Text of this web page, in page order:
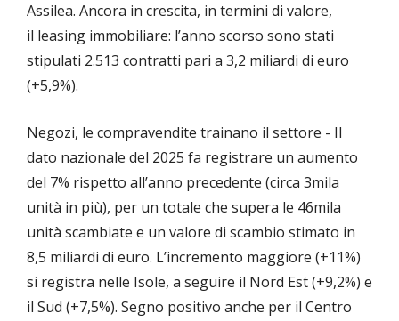
Assilea. Ancora in crescita, in termini di valore,
il leasing immobiliare: l’anno scorso sono stati
stipulati 2.513 contratti pari a 3,2 miliardi di euro
(+5,9%).
Negozi, le compravendite trainano il settore - Il
dato nazionale del 2025 fa registrare un aumento
del 7% rispetto all’anno precedente (circa 3mila
unità in più), per un totale che supera le 46mila
unità scambiate e un valore di scambio stimato in
8,5 miliardi di euro. L’incremento maggiore (+11%)
si registra nelle Isole, a seguire il Nord Est (+9,2%) e
il Sud (+7,5%). Segno positivo anche per il Centro